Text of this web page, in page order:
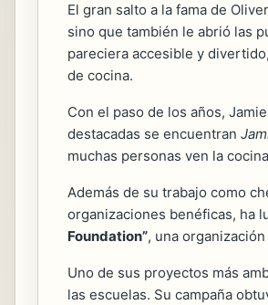
El gran salto a la fama de
sino que también le abrió las
pareciera accesible y
de cocina.
Con el paso de los años,
destacadas se encuentran
muchas personas ven la
Además de su trabajo como
organizaciones benéficas, ha
Foundation”, una
Uno de sus proyectos más
las escuelas. Su campaña